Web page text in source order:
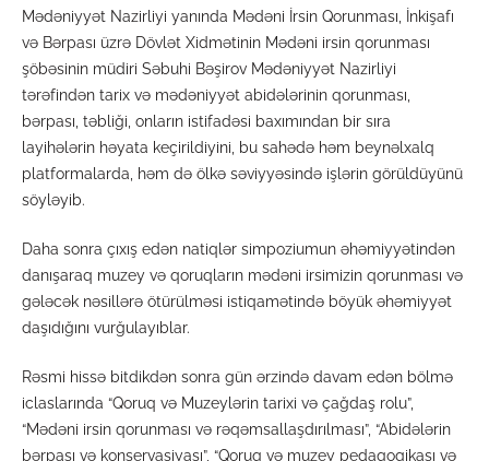
Mədəniyyət Nazirliyi yanında Mədəni İrsin Qorunması, İnkişafı
və Bərpası üzrə Dövlət Xidmətinin Mədəni irsin qorunması
şöbəsinin müdiri Səbuhi Bəşirov Mədəniyyət Nazirliyi
tərəfindən tarix və mədəniyyət abidələrinin qorunması,
bərpası, təbliği, onların istifadəsi baxımından bir sıra
layihələrin həyata keçirildiyini, bu sahədə həm beynəlxalq
platformalarda, həm də ölkə səviyyəsində işlərin görüldüyünü
söyləyib.
Daha sonra çıxış edən natiqlər simpoziumun əhəmiyyətindən
danışaraq muzey və qoruqların mədəni irsimizin qorunması və
gələcək nəsillərə ötürülməsi istiqamətində böyük əhəmiyyət
daşıdığını vurğulayıblar.
Rəsmi hissə bitdikdən sonra gün ərzində davam edən bölmə
iclaslarında “Qoruq və Muzeylərin tarixi və çağdaş rolu”,
“Mədəni irsin qorunması və rəqəmsallaşdırılması”, “Abidələrin
bərpası və konservasiyası”, “Qoruq və muzey pedaqogikası və